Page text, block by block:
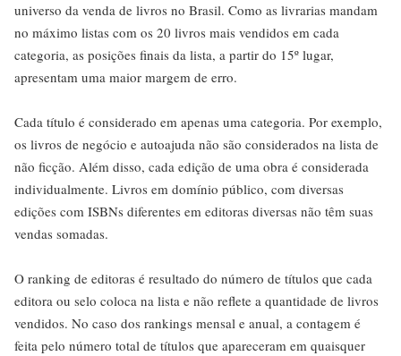
universo da venda de livros no Brasil. Como as livrarias mandam
no máximo listas com os 20 livros mais vendidos em cada
categoria, as posições finais da lista, a partir do 15º lugar,
apresentam uma maior margem de erro.
Cada título é considerado em apenas uma categoria. Por exemplo,
os livros de negócio e autoajuda não são considerados na lista de
não ficção. Além disso, cada edição de uma obra é considerada
individualmente. Livros em domínio público, com diversas
edições com ISBNs diferentes em editoras diversas não têm suas
vendas somadas.
O ranking de editoras é resultado do número de títulos que cada
editora ou selo coloca na lista e não reflete a quantidade de livros
vendidos. No caso dos rankings mensal e anual, a contagem é
feita pelo número total de títulos que apareceram em quaisquer